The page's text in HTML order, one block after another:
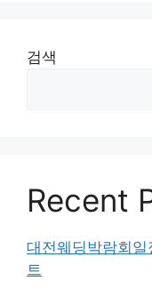
검색
Recent
대전웨딩박람회
트